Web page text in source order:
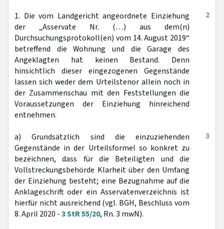
2
1. Die vom Landgericht angeordnete Einziehung
der „Asservate Nr. (…) aus dem(n)
Durchsuchungsprotokoll(en) vom 14. August 2019“
betreffend die Wohnung und die Garage des
Angeklagten hat keinen Bestand. Denn
hinsichtlich dieser eingezogenen Gegenstände
lassen sich weder dem Urteilstenor allein noch in
der Zusammenschau mit den Feststellungen die
Voraussetzungen der Einziehung hinreichend
entnehmen.
3
a) Grundsätzlich sind die einzuziehenden
Gegenstände in der Urteilsformel so konkret zu
bezeichnen, dass für die Beteiligten und die
Vollstreckungsbehörde Klarheit über den Umfang
der Einziehung besteht; eine Bezugnahme auf die
Anklageschrift oder ein Asservatenverzeichnis ist
hierfür nicht ausreichend (vgl. BGH, Beschluss vom
8. April 2020 -3 StR 55/20, Rn. 3 mwN).